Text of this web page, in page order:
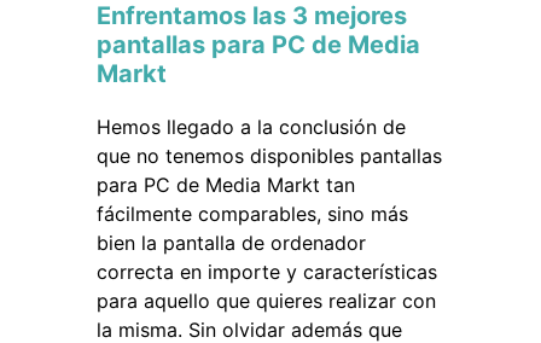
Enfrentamos las 3 mejores
pantallas para PC de Media
Markt
Hemos llegado a la conclusión de
que no tenemos disponibles pantallas
para PC de Media Markt tan
fácilmente comparables, sino más
bien la pantalla de ordenador
correcta en importe y características
para aquello que quieres realizar con
la misma. Sin olvidar además que